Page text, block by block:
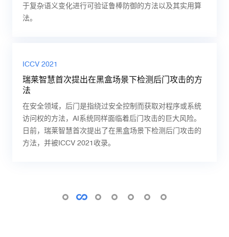
at Scale》，率先发布了对多模态生成式模型的一些探索工
作，实现了任意模态之间的相互转化。
ICLR 2022
探索对抗训练中的记忆现象
以深度学习为代表的人工智能模型在诸多任务上取得了优
异的性能，但是其在对抗样本攻击下的鲁棒性存在严重不
足。本文从对抗训练的记忆现象（memorization effect）
角度分析对抗训练中存在的收敛性、泛化性、过拟合等问
题，试图进一步理解并提升对抗训练。
于复杂语义变化进行可验证鲁棒防御的方法以及其实用算
法。
ICCV 2021
瑞莱智慧首次提出在黑盒场景下检测后门攻击的方
法
在安全领域，后门是指绕过安全控制而获取对程序或系统
访问权的方法，AI系统同样面临着后门攻击的巨大风险。
日前，瑞莱智慧首次提出了在黑盒场景下检测后门攻击的
方法，并被ICCV 2021收录。
讨会，并为研讨会提供了获奖论文赞助。
2021年6月12日，为促进国内计算机视觉学术交流，国内
会」线下学术交流活动。RealAI算法科学家萧子豪带来
CVPR2021入选论文《利用生成模型提高针对人脸识别对
抗样本的迁移性》的分享。
需求，隐私计算如何在各行各业中实现应用落地，实现技
学家杨秋语、RealAI解决方案专家杨金威从业务场景的角
度来聊一聊隐私保护计算应用那些事。
法，但我们该如何去理解隐私计算所实现的数据安全？隐
安全，但如何去定义数据安全，什么才叫安全，这就要从
密码学的历史开始讲起。
动的人工智能。
展
2020年6月6日，中国计算机学会（CCF）主办的中国计算
机学会青年精英大会（CCF YEF）在线上举行，在“经典流
传的机器学习与数据挖掘算法”技术论坛上，瑞莱智慧
RealAI首席科学家、CCF高级会员、清华大学计算机系长
聘教授朱军做了题为《贝叶斯学习回顾与展望》报告。
究团队近日在AAAI2019上发表了《视频的稀疏性干扰》的
研究文章，探讨视频的对抗性干扰和攻击视频识别任务的
实现方法，这也是第一个在视频端探索白盒攻击样本，并
进一步提出视频攻击方法的研究。